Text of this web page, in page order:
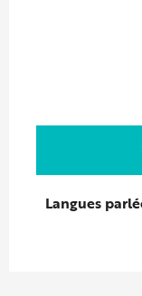
Langues
Langues